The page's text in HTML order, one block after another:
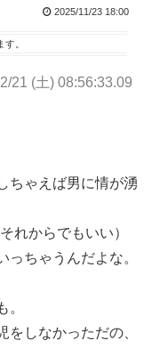
2025/11/23 18:00
す。
21 (土) 08:56:33.09
ちゃえば男に情が湧
れからでもいい）
っちゃうんだよな。
。
しなかっただの、